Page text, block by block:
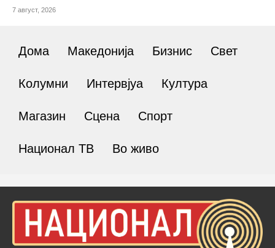
7 август, 2026
Дома Македонија Бизнис Свет
Колумни Интервјуа Култура
Магазин Сцена Спорт
Национал ТВ Во живо